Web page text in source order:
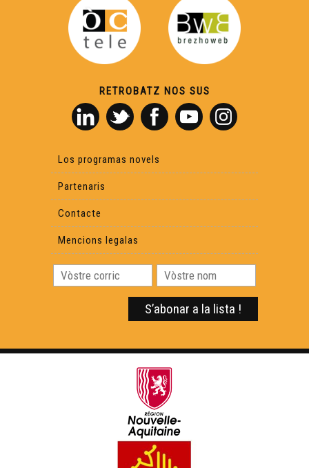
RETROBATZ NOS SUS
Los programas novels
Partenaris
Contacte
Mencions legalas